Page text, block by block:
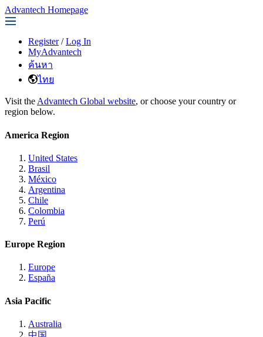
Advantech Homepage
Register / Log In
MyAdvantech
ค้นหา
ไทย
Visit the Advantech Global website, or choose your country or
region below.
America Region
United States
Brasil
México
Argentina
Chile
Colombia
Perú
Europe Region
Europe
España
Asia Pacific
Australia
中国